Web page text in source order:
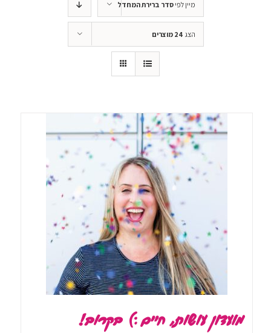
מיין לפיסדר ברירת המחדל
הצג 24 מוצרים
מועדון עושות, חיים :) בקרוב!